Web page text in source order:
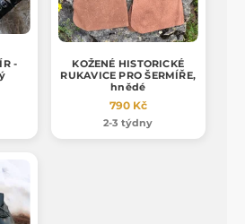
-
KOŽENÉ HISTORICKÉ
RUKAVICE PRO ŠERMÍŘE,
hnědé
790 Kč
2-3 týdny